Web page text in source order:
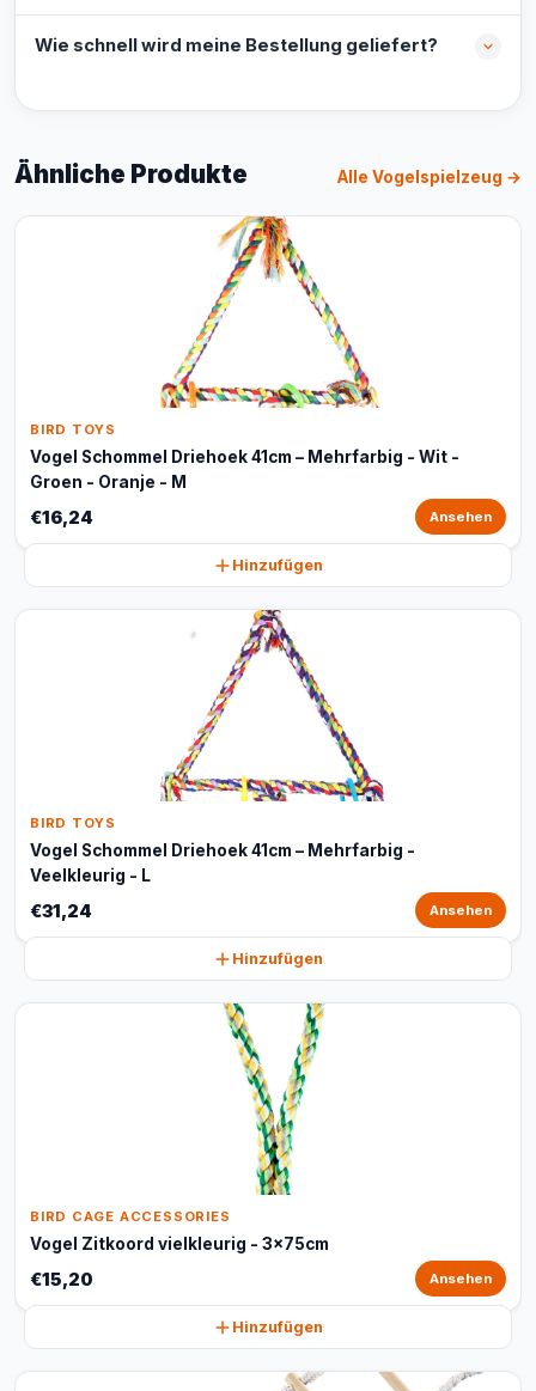
Wie schnell wird meine Bestellung geliefert?
Ähnliche Produkte Alle Vogelspielzeug →
BIRD TOYS
Vogel Schommel Driehoek 41cm – Mehrfarbig - Wit -
Groen - Oranje - M
€16,24 Ansehen
Hinzufügen
BIRD TOYS
Vogel Schommel Driehoek 41cm – Mehrfarbig -
Veelkleurig - L
€31,24 Ansehen
Hinzufügen
BIRD CAGE ACCESSORIES
Vogel Zitkoord vielkleurig - 3x75cm
€15,20 Ansehen
Hinzufügen